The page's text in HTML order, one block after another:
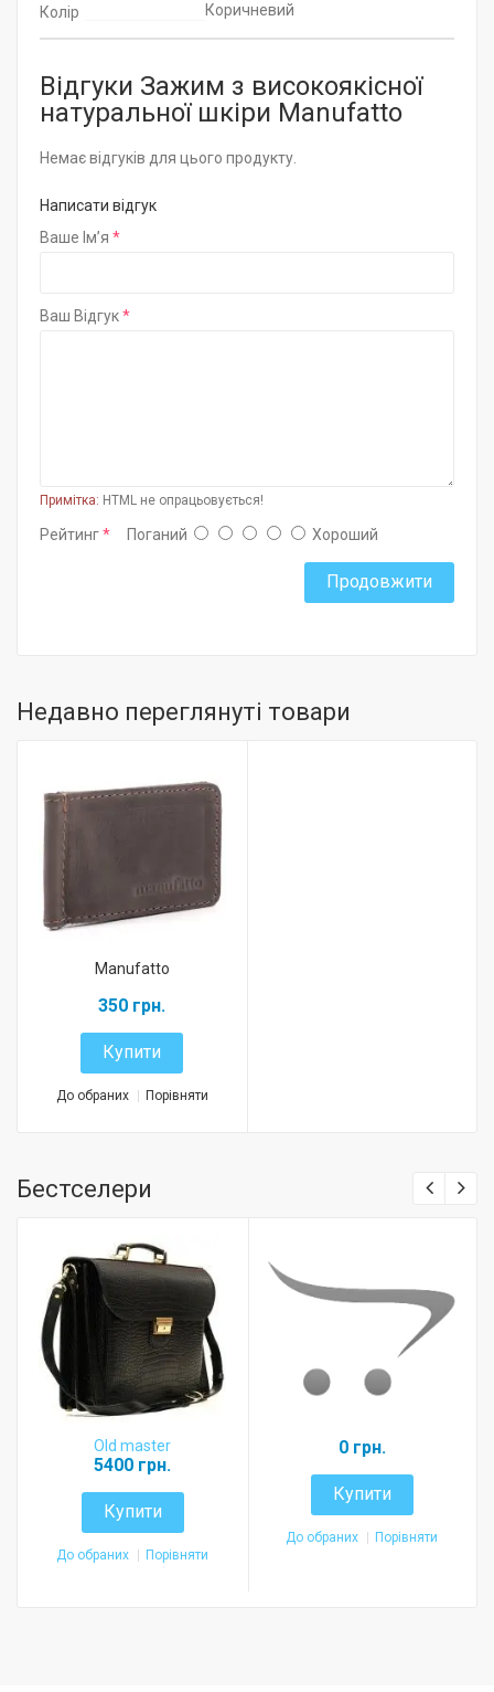
Колір Коричневий
Відгуки Зажим з високоякісної
натуральної шкіри Manufatto
Немає відгуків для цього продукту.
Написати відгук
Ваше Ім’я
Ваш Відгук
Примітка: HTML не опрацьовується!
Рейтинг Поганий Хороший
Продовжити
Недавно переглянуті товари
Manufatto
350 грн.
Купити
До обраних Порівняти
Бестселери
Old master
5400 грн.
Купити
До обраних Порівняти
0 грн.
Купити
До обраних Порівняти